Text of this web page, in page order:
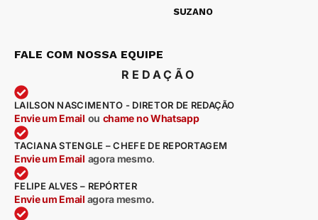
SUZANO
FALE COM NOSSA EQUIPE
REDAÇÃO
LAILSON NASCIMENTO - DIRETOR DE REDAÇÃO
Envie um Email ou chame no Whatsapp
TACIANA STENGLE – CHEFE DE REPORTAGEM
Envie um Email agora mesmo.
FELIPE ALVES – REPÓRTER
Envie um Email agora mesmo.